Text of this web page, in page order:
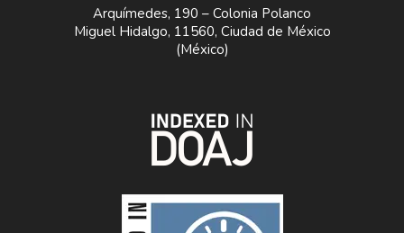
Arquímedes, 190 – Colonia Polanco
Miguel Hidalgo, 11560, Ciudad de México
(México)